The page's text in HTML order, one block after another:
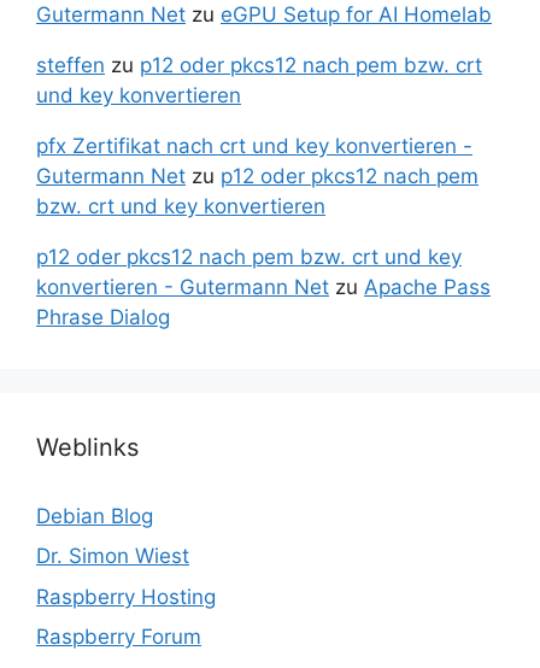
Gutermann Net zu eGPU Setup for AI Homelab
steffen zu p12 oder pkcs12 nach pem bzw. crt
und key konvertieren
pfx Zertifikat nach crt und key konvertieren -
Gutermann Net zu p12 oder pkcs12 nach pem
bzw. crt und key konvertieren
p12 oder pkcs12 nach pem bzw. crt und key
konvertieren - Gutermann Net zu Apache Pass
Phrase Dialog
Weblinks
Debian Blog
Dr. Simon Wiest
Raspberry Hosting
Raspberry Forum